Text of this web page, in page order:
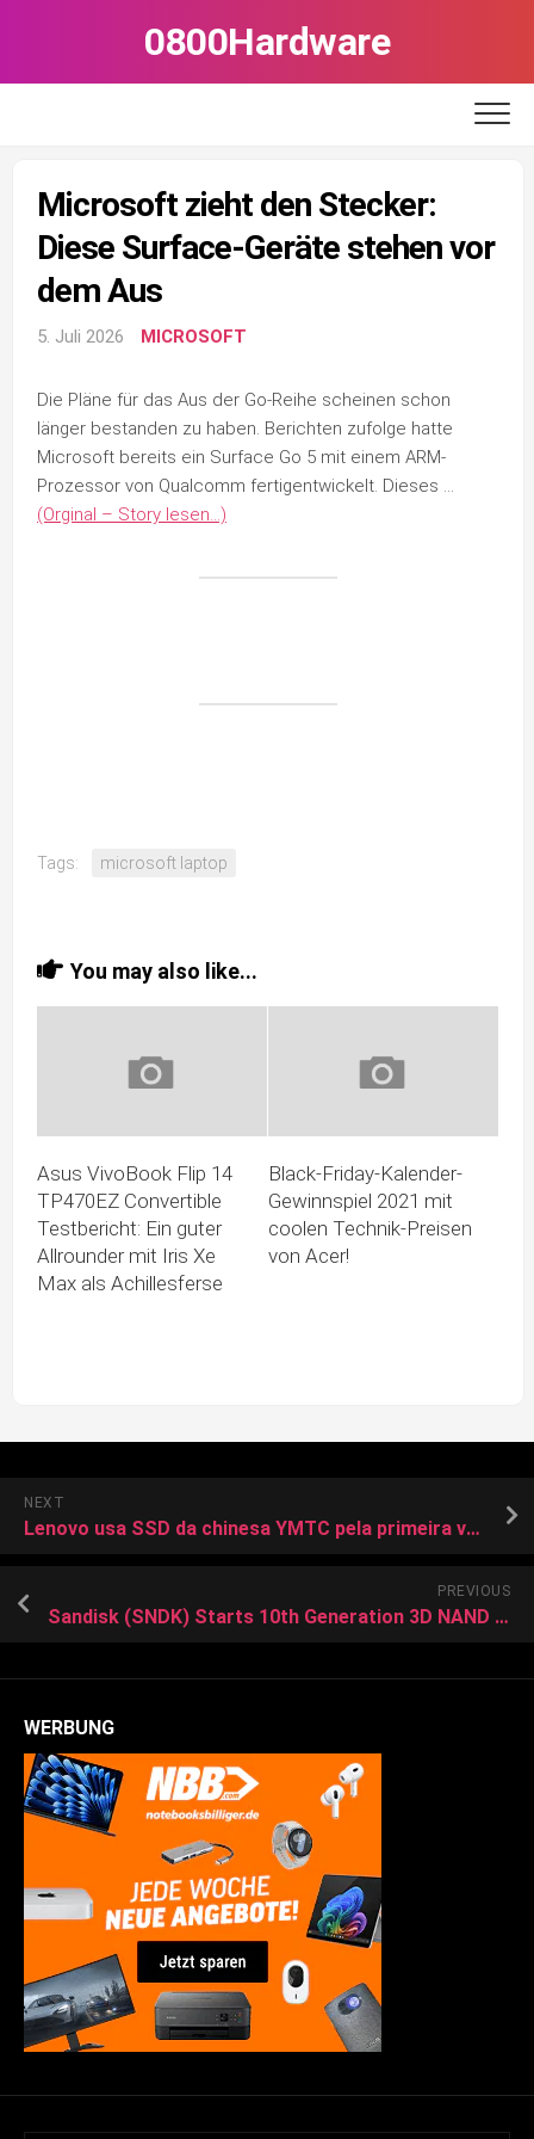
0800Hardware
Microsoft zieht den Stecker:
Diese Surface-Geräte stehen vor
dem Aus
5. Juli 2026 MICROSOFT
Die Pläne für das Aus der Go-Reihe scheinen schon
länger bestanden zu haben. Berichten zufolge hatte
Microsoft bereits ein Surface Go 5 mit einem ARM-
Prozessor von Qualcomm fertigentwickelt. Dieses …
(Orginal – Story lesen…)
Tags: microsoft laptop
You may also like...
Asus VivoBook Flip 14
TP470EZ Convertible
Testbericht: Ein guter
Allrounder mit Iris Xe
Max als Achillesferse
Black-Friday-Kalender-
Gewinnspiel 2021 mit
coolen Technik-Preisen
von Acer!
NEXT
Lenovo usa SSD da chinesa YMTC pela primeira vez no ThinkBook 14 G9 IPL
PREVIOUS
Sandisk (SNDK) Starts 10th Generation 3D NAND Production With Kioxia Through 2034
WERBUNG